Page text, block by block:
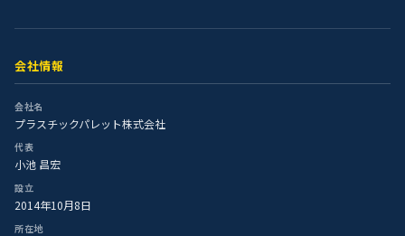
会社情報
会社名
プラスチックパレット株式会社
代表
小池 昌宏
設立
2014年10月8日
所在地